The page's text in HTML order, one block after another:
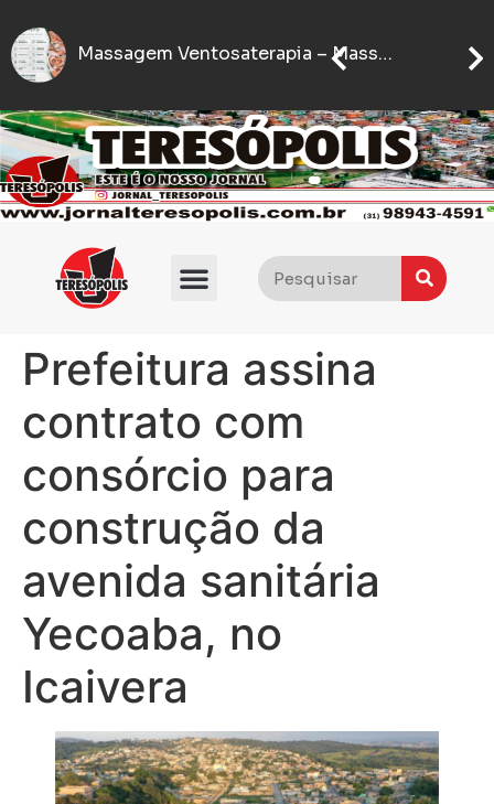
Sete IFMG abre inscrições para processo seletivo com quase 5 mil vagas gratuitasFlávio Bolsonaro anuncia quem será seu vice nas eleições presidenciais de 2026
Prefeitura assina
contrato com
consórcio para
construção da
avenida sanitária
Yecoaba, no
Icaivera